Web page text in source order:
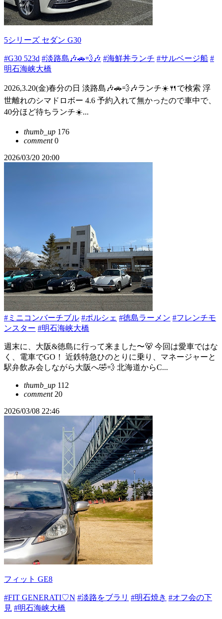
5シリーズ セダン G30
#G30 523d #淡路島🎶🚗💨🎶 #海鮮丼ランチ #サルベージ船 #
明石海峡大橋
2026,3.20(金)春分の日 淡路島🎶🚗💨🎶ランチ☀️🍴で検索 浮
世離れのシマドロボー 4.6 予約入れて無かったので車中で、
40分ほど待ちランチ☀️...
thumb_up 176
comment0
2026/03/20 20:00
#ミニコンバーチブル #ポルシェ #徳島ラーメン #フレンチモ
ンスター #明石海峡大橋
週末に、大阪&徳島に行って来ました〜🐻 今回は愛車ではな
く、電車でGO！ 近鉄特急ひのとりに乗り、マネージャーと
駅弁飲み会しながら大阪へ🤣💨 北海道からC...
thumb_up 112
comment20
2026/03/08 22:46
フィット GE8
#FIT GENERATI♡N #淡路をブラリ #明石焼き #オフ会の下
見 #明石海峡大橋